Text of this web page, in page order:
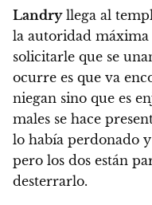
Landryllega al
la autoridad máxima
solicitarle que se
ocurre es que va
niegan sino que es
males se hace
lo había perdonado
pero los dos están
desterrarlo.